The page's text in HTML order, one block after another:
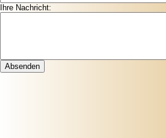
Ihre Nachricht: